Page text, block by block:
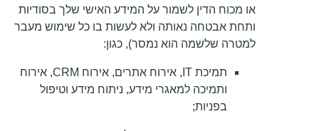
או מכוח הדין לשמור על המידע האישי שלך בסודיות
ותחת אבטחה נאותה ולא לעשות בו כל שימוש מעבר
למטרה שלשמה הוא נמסר), כגון:
תמיכת IT, אירוח אתרים, אירוח CRM, אירוח
ותמיכה למאגרי מידע, ניתוח מידע וטיפול
בפניות;